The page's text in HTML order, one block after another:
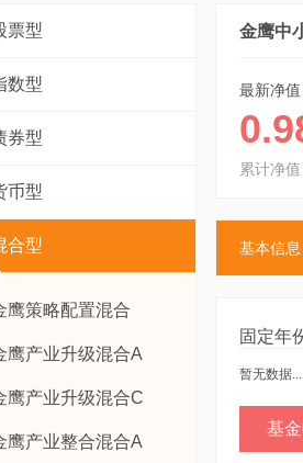
票型
数型
券型
币型
合型
鹰策略配置混合
鹰产业升级混合A
鹰产业升级混合C
鹰产业整合混合A
金鹰中
最新净值
累计净值
基本信息
固定年
暂无数据...
基